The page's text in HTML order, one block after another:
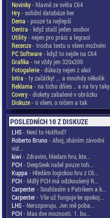
Novinky- hlavně ze světa C64
Hry- solidní databáze her
Dema - pouze ta nejlepší
Dentra - když stačí jeden soubor
Utility- nejen pro práci a legraci
Recenze- trocha textu o všem možném
PC Software- když to nejde na C64
Grafika - ne vždy jen 320x200
Fotogalerie- důkazy nejen z akcí
Intra - ty začátky! ... a mnohdy několik
Reklama - na ticho dňies .. a na hry taky
Covery- diskety zabalené v obrázku
Diskuze- o všem, o ničem a tak
POSLEDNÍCH 10 Z DISKUZE
LHS- Není to HotRod?
Roberto Bruno- Ahoj, sháním závodní
vid...
kiwi - Zdravim, hledam hru, kte...
PCH- DeepSeek našel pouze toh...
Kuppa - Hledám logickou hru z C6...
PCH- Mdlý PCH má odzkoušený R...
Carpenter- Souhlasím s Patrikem a k...
Carpenter- Vše už funguje ke spokoj...
LHS- Nerozporuju. Jen mě poba...
PCH- Mas dve moznosti. 1. bu...